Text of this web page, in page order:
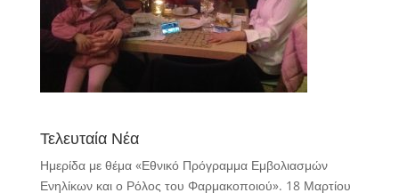
Τελευταία Νέα
Ημερίδα με θέμα «Εθνικό Πρόγραμμα Εμβολιασμών
Ενηλίκων και ο Ρόλος του Φαρμακοποιού». 18 Μαρτίου